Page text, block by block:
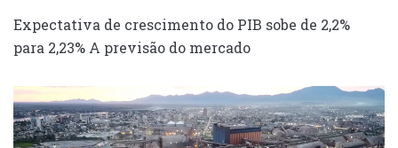
Expectativa de crescimento do PIB sobe de 2,2%
para 2,23% A previsão do mercado